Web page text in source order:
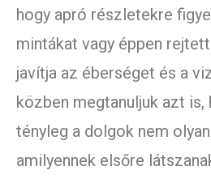
hogy apró részletekre
mintákat vagy éppen
javítja az éberséget és a
közben megtanuljuk azt
tényleg a dolgok nem
amilyennek elsőre